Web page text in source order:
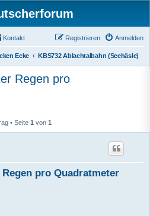
Kontakt Anmelden
Registrieren
Ecke KBS732 Ablachtalbahn (Seehäsle)
Regen pro
• Seite 1 von 1
pro Quadratmeter